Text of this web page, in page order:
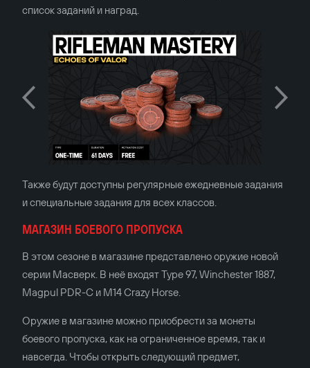
список заданий и наград.
Также будут доступны регулярные ежедневные задания
и специальные задания для всех классов.
МАГАЗИН БОЕВОГО ПРОПУСКА
В этом сезоне в магазине представлено оружие новой
серии Масверк. В неё входят Type 97, Winchester 1887,
Magpul PDR-C и M14 Crazy Horse.
Оружие в магазине можно приобрести за монеты
боевого пропуска, как на ограниченное время, так и
навсегда. Чтобы открыть следующий предмет,